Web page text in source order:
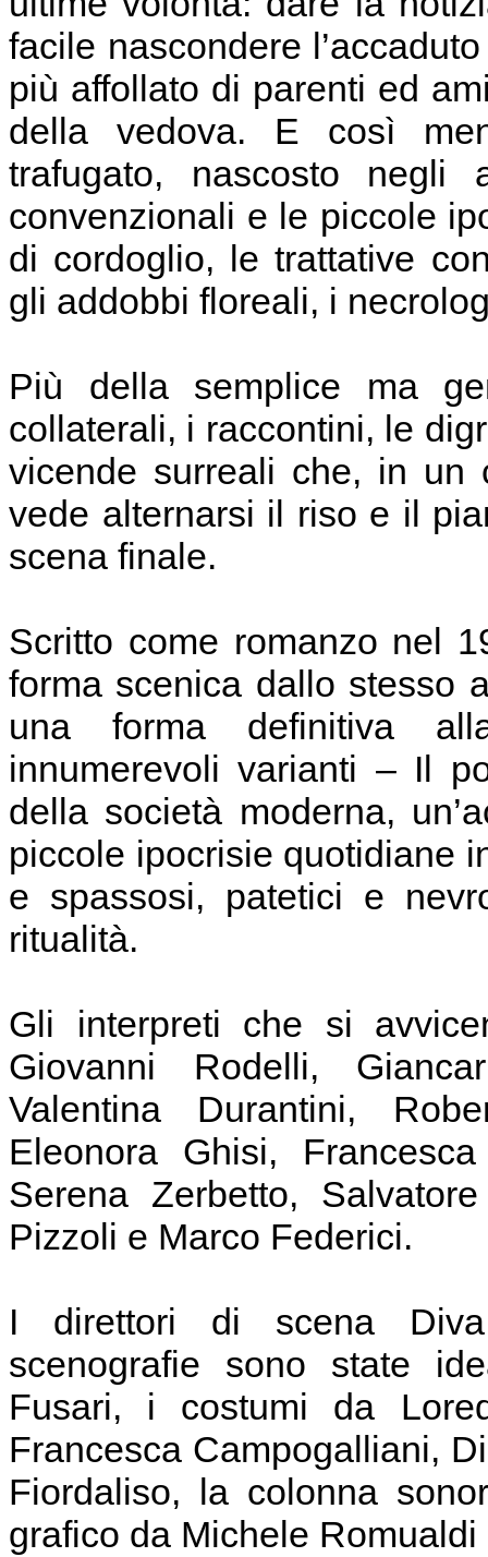
facile nascondere
più affollato di parenti ed
della vedova. E così
trafugato, nascosto
convenzionali e le piccole
di cordoglio, le trattative
gli addobbi floreali, i
Più della semplice ma
collaterali, i raccontini, le
vicende surreali che, in un
vede alternarsi il riso e il
scena finale.
Scritto come romanzo nel
forma scenica dallo stesso
una forma definitiva
innumerevoli varianti – Il
della società moderna,
piccole ipocrisie quotidiane
e spassosi, patetici e
ritualità.
Gli interpreti che si
Giovanni Rodelli,
Valentina Durantini,
Eleonora Ghisi,
Serena Zerbetto,
Pizzoli e Marco Federici.
I direttori di scena
scenografie sono state
Fusari, i costumi da
Francesca Campogalliani,
Fiordaliso, la colonna
grafico da Michele